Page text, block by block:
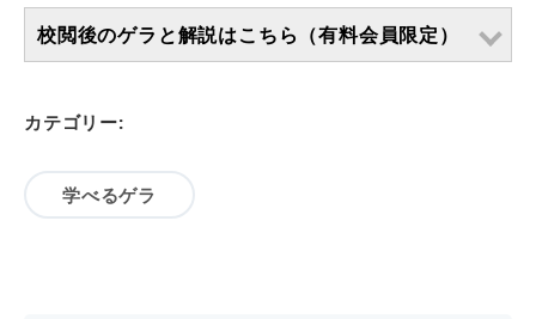
校閲後のゲラと解説はこちら（有料会員限定）
カテゴリー:
学べるゲラ